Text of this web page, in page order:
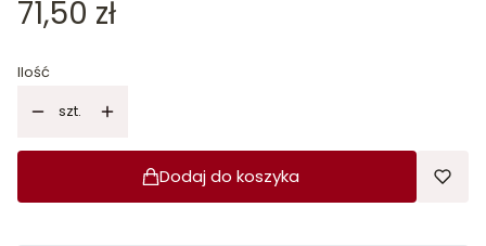
Cena
71,50 zł
Ilość
szt.
Dodaj do koszyka